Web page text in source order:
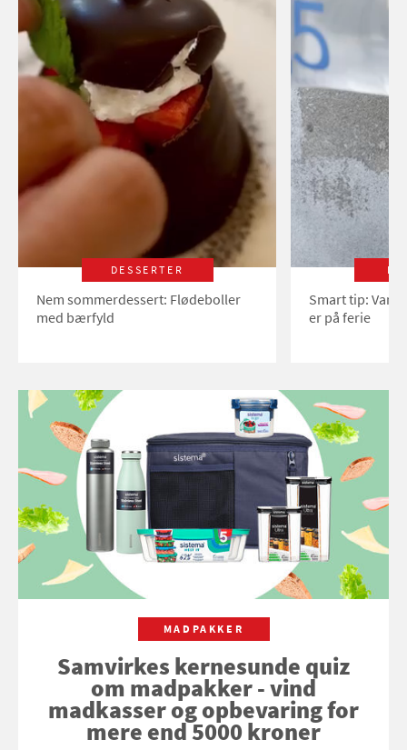
DESSERTER
Nem sommerdessert: Flødeboller
med bærfyld
Smart tip:
er på ferie
MADPAKKER
Samvirkes kernesunde quiz
om madpakker - vind
madkasser og opbevaring for
mere end 5000 kroner